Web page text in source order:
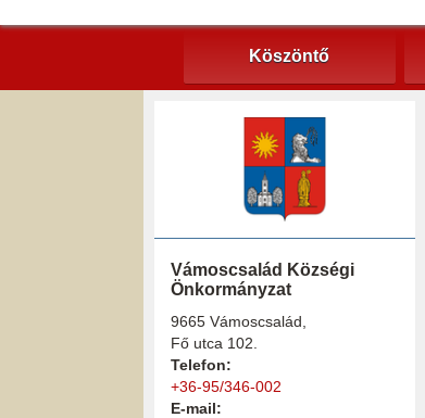
Köszöntő
Vámoscsalád Községi
Önkormányzat
9665 Vámoscsalád,
Fő utca 102.
Telefon:
+36-95/346-002
E-mail: